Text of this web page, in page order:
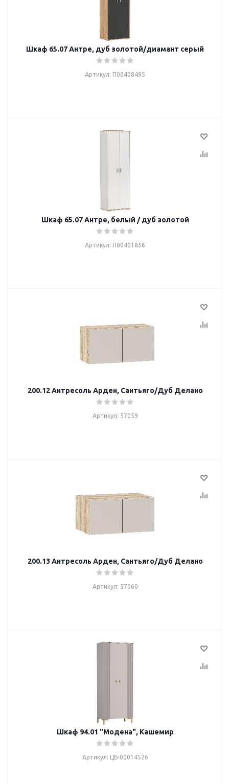
Шкаф 65.07 Антре, дуб золотой/диамант серый
Артикул: П00408495
Шкаф 65.07 Антре, белый / дуб золотой
Артикул: П00401836
200.12 Антресоль Арден, Сантьяго/Дуб Делано
Артикул: 57059
200.13 Антресоль Арден, Сантьяго/Дуб Делано
Артикул: 57060
Шкаф 94.01 "Модена", Кашемир
Артикул: ЦБ-00014526